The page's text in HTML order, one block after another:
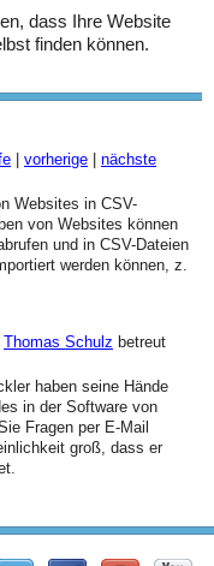
dass Ihre Website
finden können.
| vorherige | nächste
Websites in CSV-
von Websites können
und in CSV-Dateien
werden können, z.
Thomas Schulz betreut
haben seine Hände
in der Software von
Fragen per E-Mail
groß, dass er